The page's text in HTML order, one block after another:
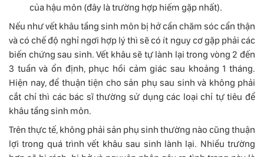
của hậu môn (đây là trường hợp hiếm gặp nhất).
Nếu như vết khâu tầng sinh môn bị hở cần chăm sóc cẩn thận
và có chế độ nghỉ ngơi hợp lý thì sẽ có ít nguy cơ gặp phải các
biến chứng sau sinh. Vết khâu sẽ tự lành lại trong vòng 2 đến
3 tuần và ổn định, phục hồi cảm giác sau khoảng 1 tháng.
Hiện nay, để thuận tiện cho sản phụ sau sinh và không phải
cắt chỉ thì các bác sĩ thường sử dụng các loại chỉ tự tiêu để
khâu tầng sinh môn.
Trên thực tế, không phải sản phụ sinh thường nào cũng thuận
lợi trong quá trình vết khâu sau sinh lành lại. Nhiều trường